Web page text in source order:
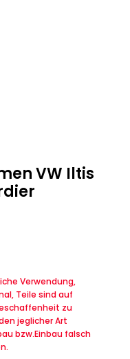
VW Iltis
Verwendung,
Teile sind auf
zu
jeglicher Art
bzw.Einbau falsch